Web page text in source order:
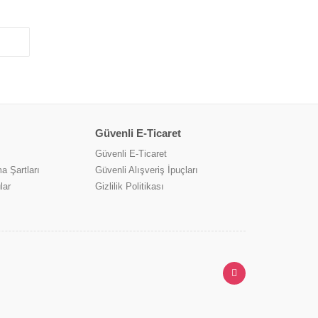
Şartları
Güvenli E-Ticaret
Güvenli E-Ticaret
Güvenli Alışveriş İpuçları
Gizlilik Politikası